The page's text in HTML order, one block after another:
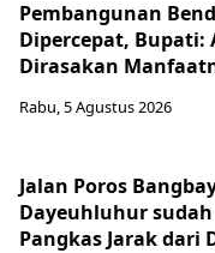
Pembangunan
Dipercepat, Bupati:
Dirasakan
Rabu, 5 Agustus 2026
Jalan Poros
Dayeuhluhur sudah
Pangkas Jarak dari